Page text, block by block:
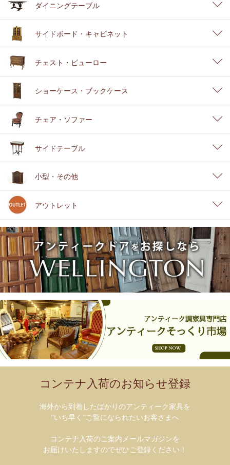
ダイニングテーブル
サイドボード・キャビネット
チェスト・ビューロー
ショーケース・ブックケース
チェア・ソファー
サイドテーブル
小型・その他
アウトレット
コンテナ入荷のお知らせ登録
海外から到着したばかりのアンティーク家具を
”いち早く”ご覧になられたいお客さまへ
コンテナ入荷のご案内メールマガジンを
お届けいたしますのでぜひご登録ください！